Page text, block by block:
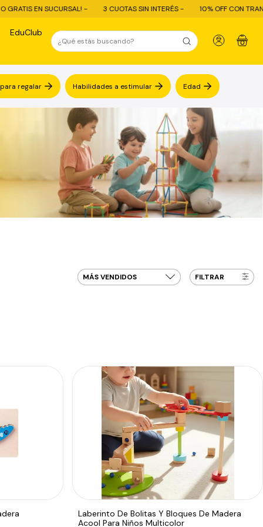
- 3 CUOTAS SIN INTERÉS - 10% OFF CON TRANSFERENCIA -
EduClub
0
regalar Habilidades a estimular Edad
FILTRAR
Laberinto De Bolitas Y Bloques De Madera
Acool Para Niños Multicolor